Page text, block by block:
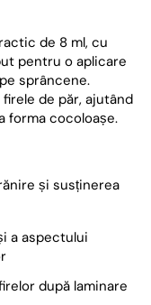
de 8 ml, cu
pentru o aplicare
sprâncene.
de păr, ajutând
forma cocoloașe.
și susținerea
a aspectului
după laminare